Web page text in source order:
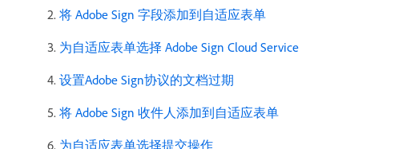
将 Adobe Sign 字段添加到自适应表单
为自适应表单选择 Adobe Sign Cloud Service
设置Adobe Sign协议的文档过期
将 Adobe Sign 收件人添加到自适应表单
为自适应表单选择提交操作